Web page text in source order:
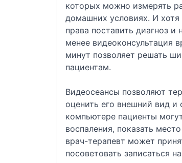
которых можно измерять
домашних условиях. И
права поставить диагноз
менее видеоконсультация
минут позволяет решать
пациентам.
Видеосеансы позволяют
оценить его внешний вид
компьютере пациенты
воспаления, показать
врач-терапевт может
посоветовать записаться